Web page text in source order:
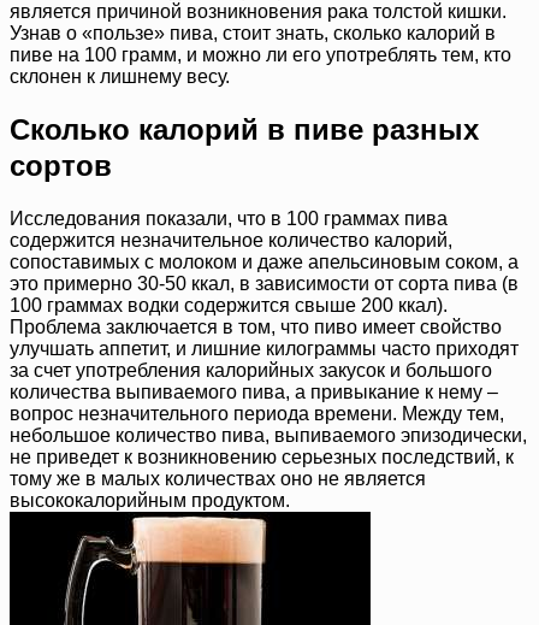
является причиной возникновения рака толстой кишки.
Узнав о «пользе» пива, стоит знать, сколько калорий в
пиве на 100 грамм, и можно ли его употреблять тем, кто
склонен к лишнему весу.
Сколько калорий в пиве разных
сортов
Исследования показали, что в 100 граммах пива
содержится незначительное количество калорий,
сопоставимых с молоком и даже апельсиновым соком, а
это примерно 30-50 ккал, в зависимости от сорта пива (в
100 граммах водки содержится свыше 200 ккал).
Проблема заключается в том, что пиво имеет свойство
улучшать аппетит, и лишние килограммы часто приходят
за счет употребления калорийных закусок и большого
количества выпиваемого пива, а привыкание к нему –
вопрос незначительного периода времени. Между тем,
небольшое количество пива, выпиваемого эпизодически,
не приведет к возникновению серьезных последствий, к
тому же в малых количествах оно не является
высококалорийным продуктом.